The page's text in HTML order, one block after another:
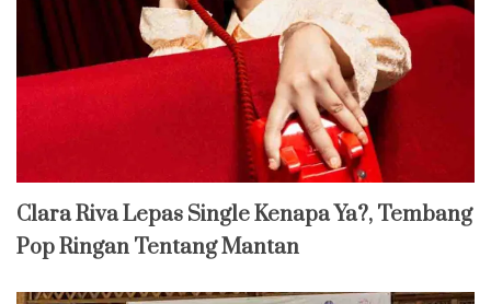
Clara Riva Lepas Single Kenapa Ya?, Tembang
Pop Ringan Tentang Mantan